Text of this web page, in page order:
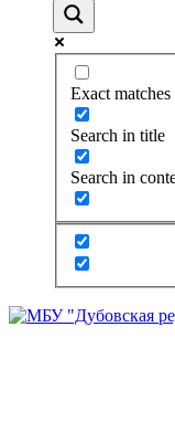
Exact
Search in title
Search in